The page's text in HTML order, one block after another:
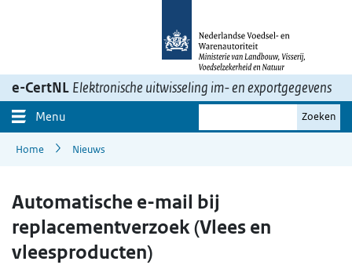
e-CertNL Elektronische uitwisseling im- en exportgegevens
Menu
zoekterm
Zoeken
Home Nieuws
Automatische e-mail bij
replacementverzoek (Vlees en
vleesproducten)